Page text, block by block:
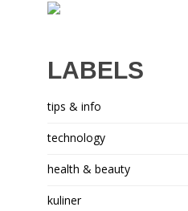
LABELS
tips & info
technology
health & beauty
kuliner